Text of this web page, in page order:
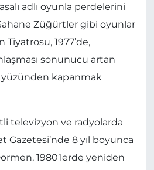
adlı oyunla perdelerini
Züğürtler gibi oyunlar
1977’de,
sonunucu artan
yüzünden kapanmak
televizyon ve radyolarda
Gazetesi’nde 8 yıl boyunca
1980’lerde yeniden